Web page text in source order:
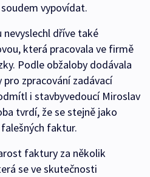
vypovídat.
nevyslechl dříve také
která pracovala ve firmě
Podle obžaloby dodávala
zpracování zadávací
i stavbyvedoucí Miroslav
tvrdí, že se stejně jako
faktur.
faktury za několik
se ve skutečnosti